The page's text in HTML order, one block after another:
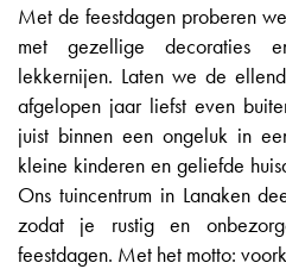
Met de feestdagen proberen
met gezellige decoraties
lekkernijen. Laten we de
afgelopen jaar liefst even
juist binnen een ongeluk in
kleine kinderen en geliefde
Ons tuincentrum in Lanaken
zodat je rustig en
feestdagen. Met het motto: